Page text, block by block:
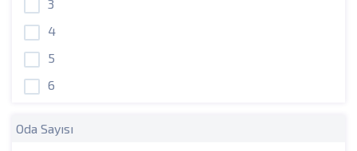
3
4
5
6
Oda Sayısı